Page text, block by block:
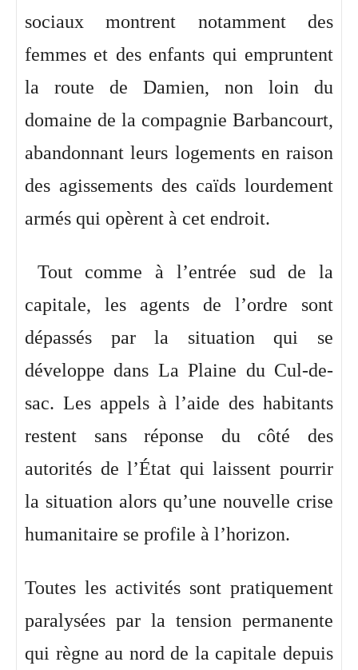
sociaux montrent notamment des
femmes et des enfants qui empruntent
la route de Damien, non loin du
domaine de la compagnie Barbancourt,
abandonnant leurs logements en raison
des agissements des caïds lourdement
armés qui opèrent à cet endroit.
Tout comme à l’entrée sud de la
capitale, les agents de l’ordre sont
dépassés par la situation qui se
développe dans La Plaine du Cul-de-
sac. Les appels à l’aide des habitants
restent sans réponse du côté des
autorités de l’État qui laissent pourrir
la situation alors qu’une nouvelle crise
humanitaire se profile à l’horizon.
Toutes les activités sont pratiquement
paralysées par la tension permanente
qui règne au nord de la capitale depuis